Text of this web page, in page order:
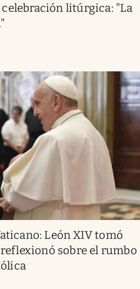
litúrgica: "La
León XIV tomó
sobre el rumbo